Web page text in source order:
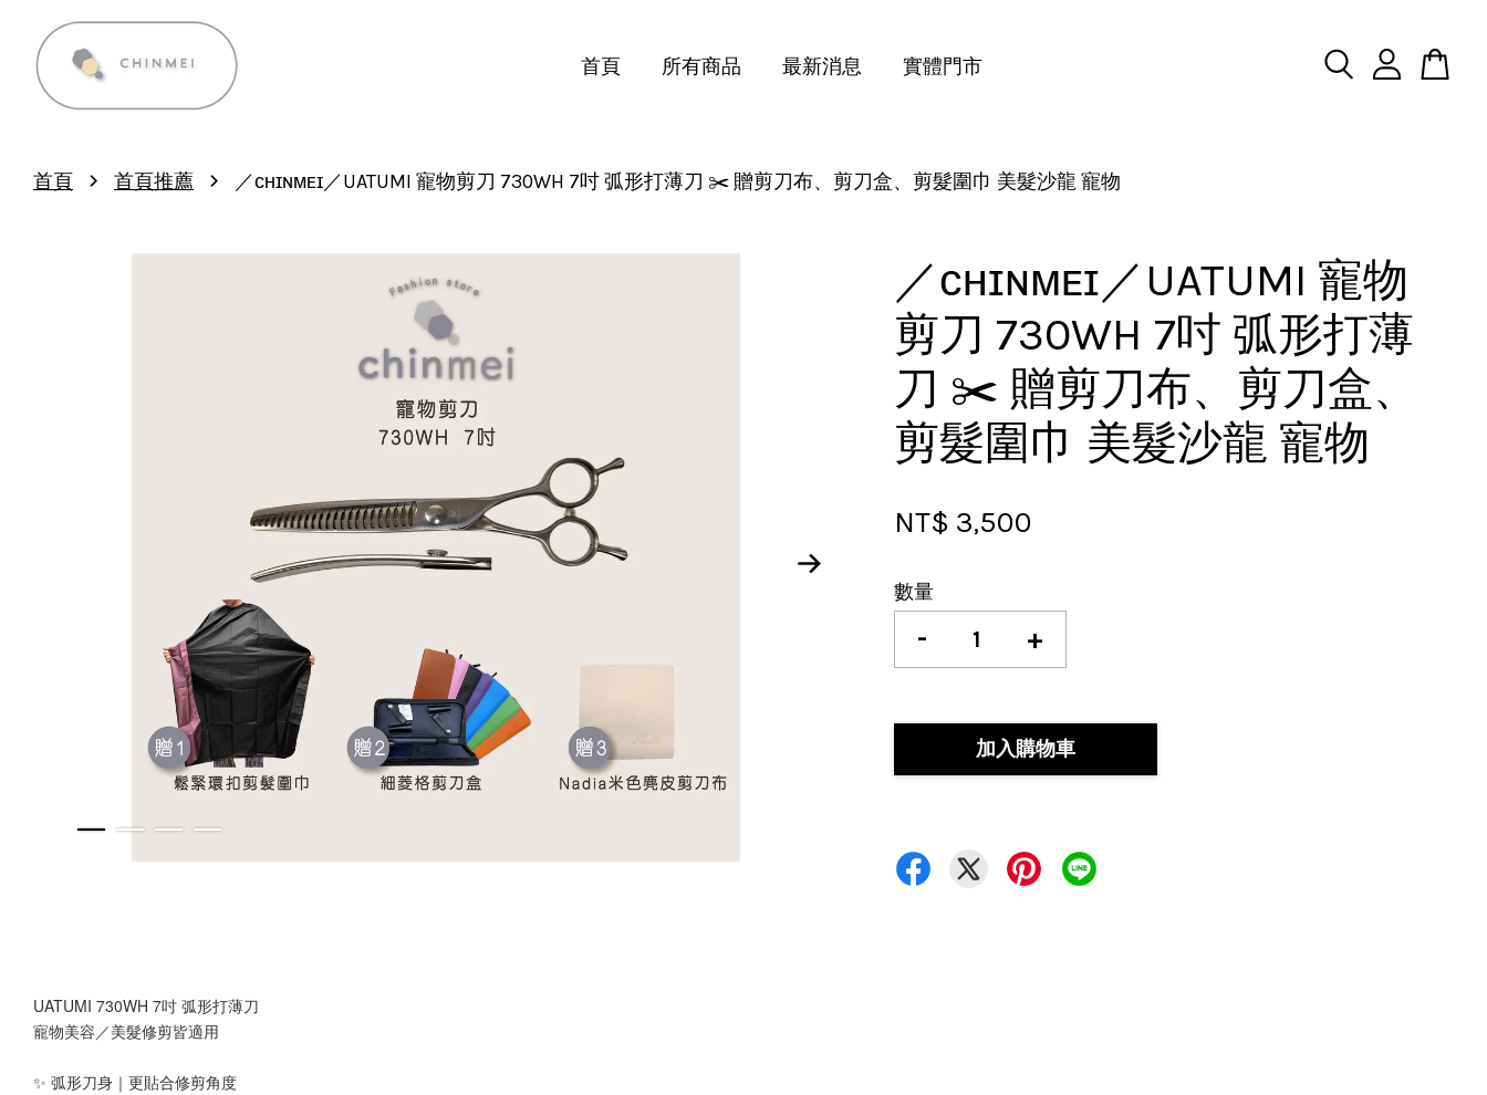
首頁 所有商品 最新消息 實體門市
首頁 › 首頁推薦 › ／ᴄʜɪɴᴍᴇɪ／UATUMI 寵物剪刀 730WH 7吋 弧形打薄刀 ✂️ 贈剪刀布、剪刀盒、剪髮圍巾 美髮沙龍 寵物
／ᴄʜɪɴᴍᴇɪ／UATUMI 寵物
剪刀 730WH 7吋 弧形打薄
刀 ✂️ 贈剪刀布、剪刀盒、
剪髮圍巾 美髮沙龍 寵物
NT$ 3,500
數量
- +
加入購物車
UATUMI 730WH 7吋 弧形打薄刀
寵物美容／美髮修剪皆適用
✨ 弧形刀身｜更貼合修剪角度
您的購物車目前還是空的。
繼續購物